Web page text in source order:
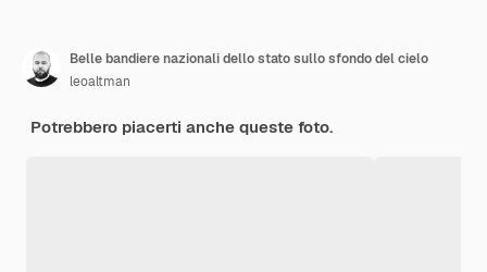
Belle bandiere nazionali dello stato sullo sfondo del cielo
leoaltman
Potrebbero piacerti anche queste foto.